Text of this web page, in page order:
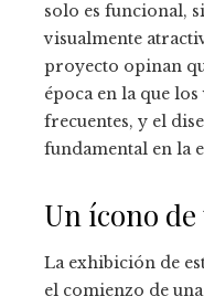
solo es funcional,
visualmente
proyecto opinan
época en la que los
frecuentes, y el
fundamental en la
Un ícono
La exhibición de
el comienzo de